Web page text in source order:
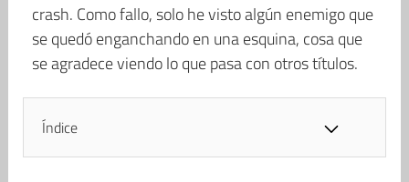
crash. Como fallo, solo he visto algún enemigo que
se quedó enganchando en una esquina, cosa que
se agradece viendo lo que pasa con otros títulos.
Índice